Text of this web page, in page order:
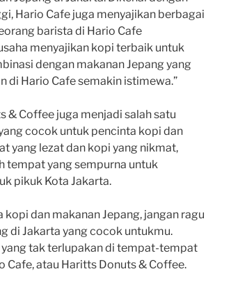
Hario Cafe juga menyajikan berbagai
barista di Hario Cafe
menyajikan kopi terbaik untuk
dengan makanan Jepang yang
di Hario Cafe semakin istimewa.”
& Coffee juga menjadi salah satu
cocok untuk pencinta kopi dan
yang lezat dan kopi yang nikmat,
tempat yang sempurna untuk
pikuk Kota Jakarta.
dan makanan Jepang, jangan ragu
di Jakarta yang cocok untukmu.
tak terlupakan di tempat-tempat
Cafe, atau Haritts Donuts & Coffee.